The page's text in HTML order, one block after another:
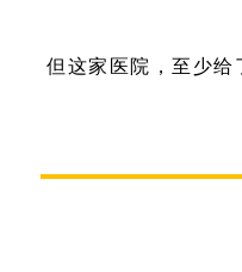
但这家医院，至少给